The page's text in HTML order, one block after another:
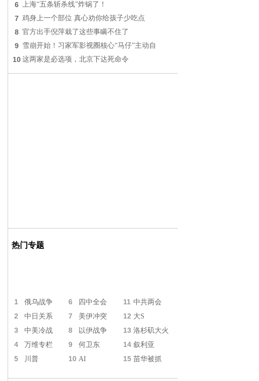
6 上海“五条斩杀线”炸锅了！
7 鸡身上一个部位 真心劝你给孩子少吃点
8 官方出手倪萍栽了这些事瞒不住了
9 雪崩开始！习家军影视圈核心“马仔”主动自
10 这两家是必选项，北京下达死命令
热门专题
1 俄乌战争 6 四中全会 11 中共两会
2 中日关系 7 美伊冲突 12 大S
3 中美冷战 8 以伊战争 13 洛杉矶大火
4 万维专栏 9 何卫东 14 叙利亚
5 川普 10 AI 15 苗华被抓